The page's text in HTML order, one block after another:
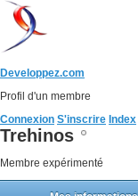
Developpez.com
Profil d'un membre
Connexion S'inscrire Index
Trehinos
Membre expérimenté